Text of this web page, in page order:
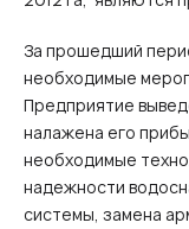
За прошедший
необходимые
Предприятие
налажена его
необходимые
надежности
системы, замена